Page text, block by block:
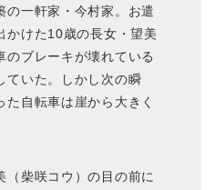
の一軒家・今村家。お遣
かけた10歳の長女・望美
のブレーキが壊れている
ていた。しかし次の瞬
自転車は崖から大きく
（柴咲コウ）の目の前に